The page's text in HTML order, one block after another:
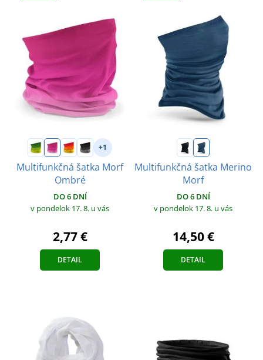
+1
Multifunkčná šatka Morf
Ombré
DO 6 DNÍ
v pondelok 17. 8. u vás
2,77 €
DETAIL
Multifunkčná šatka Merino
Morf
DO 6 DNÍ
v pondelok 17. 8. u vás
14,50 €
DETAIL